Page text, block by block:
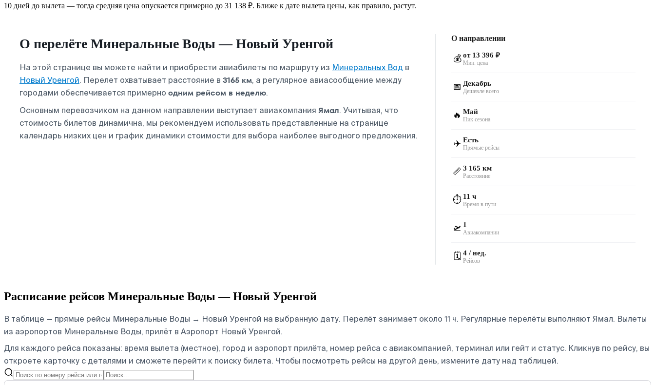
10 дней до вылета — тогда средняя цена опускается примерно до 31 138 ₽. Ближе к дате вылета цены, как правило, растут.
О перелёте Минеральные Воды — Новый Уренгой
На этой странице вы можете найти и приобрести авиабилеты по маршруту из Минеральных Вод в
Новый Уренгой. Перелет охватывает расстояние в 3165 км, а регулярное авиасообщение между
городами обеспечивается примерно одним рейсом в неделю.
Основным перевозчиком на данном направлении выступает авиакомпания Ямал. Учитывая, что
стоимость билетов динамична, мы рекомендуем использовать представленные на странице
календарь низких цен и график динамики стоимости для выбора наиболее выгодного предложения.
О направлении
💰 от 13 396 ₽
Мин. цена
📅 Декабрь
Дешевле всего
🔥 Май
Пик сезона
✈️ Есть
Прямые рейсы
📏 3 165 км
Расстояние
⏱️ 11 ч
Время в пути
🛫 1
Авиакомпании
🗓️ 4 / нед.
Рейсов
Расписание рейсов Минеральные Воды — Новый Уренгой
В таблице — прямые рейсы Минеральные Воды → Новый Уренгой на выбранную дату. Перелёт занимает около 11 ч. Регулярные перелёты выполняют Ямал. Вылеты
из аэропортов Минеральные Воды, прилёт в Аэропорт Новый Уренгой.
Для каждого рейса показаны: время вылета (местное), город и аэропорт прилёта, номер рейса с авиакомпанией, терминал или гейт и статус. Кликнув по рейсу, вы
откроете карточку с деталями и сможете перейти к поиску билета. Чтобы посмотреть рейсы на другой день, измените дату над таблицей.